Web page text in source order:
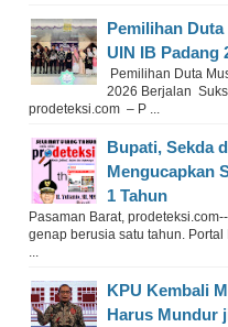
Pemilihan
UIN IB Padang
Pemilihan Duta
2026 Berjalan
prodeteksi.com – P ...
Bupati, Sekda
Mengucapkan
1 Tahun
Pasaman Barat,
genap berusia satu tahun.
...
KPU Kembali
Harus Mundur